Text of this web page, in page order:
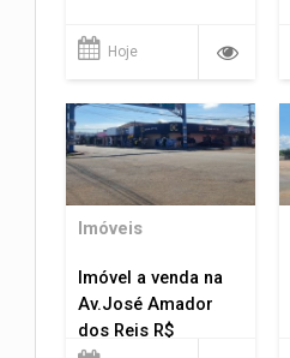
Hoje
Imóveis
Imóvel a venda na
Av.José Amador
dos Reis R$